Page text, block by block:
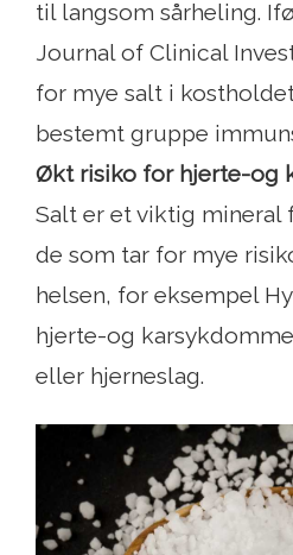
til langsom sårheling.
Journal of Clinical
for mye salt i
bestemt gruppe
Økt risiko for hjerte-og
Salt er et viktig mineral
de som tar for mye
helsen, for eksempel
hjerte-og
eller hjerneslag.